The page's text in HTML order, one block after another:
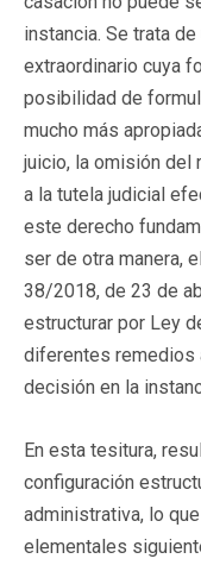
instancia. Se trata
extraordinario cuya
posibilidad de
mucho más
juicio, la omisión del
a la tutela judicial
este derecho
ser de otra manera,
38/2018, de 23 de
estructurar por Ley
diferentes remedios
decisión en la
En esta tesitura,
configuración
administrativa, lo
elementales